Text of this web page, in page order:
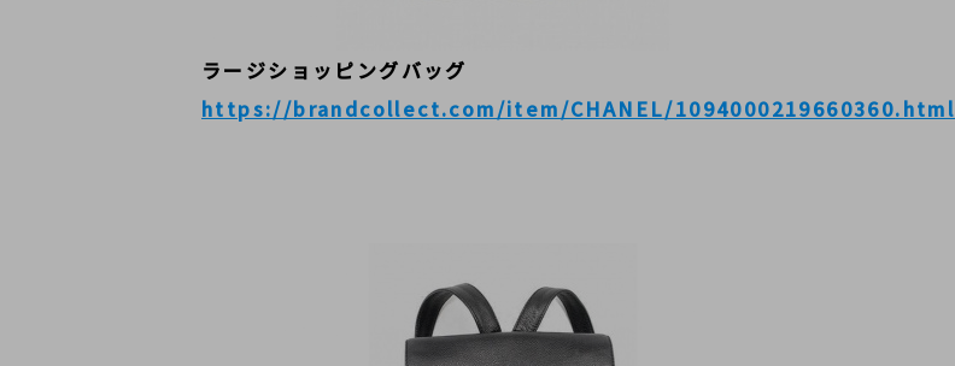
ラージショッピングバッグ
https://brandcollect.com/item/CHANEL/1094000219660360.html